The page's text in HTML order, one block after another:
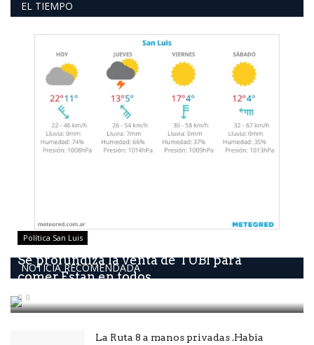
EL TIEMPO
NOTICIA RECOMENDADA
Política San Luis
Se profundiza la venta de TUBI para
comer.Estan en todos...
0
La Ruta 8 a manos privadas .Habia